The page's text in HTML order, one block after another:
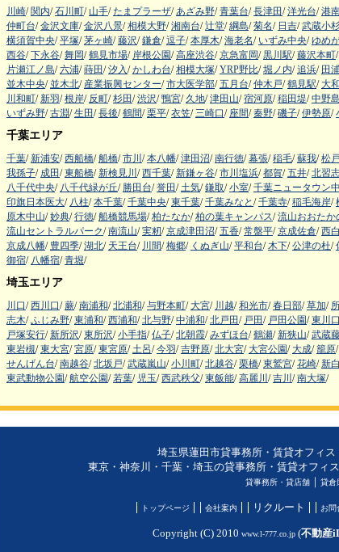
川崎/ 関内/ 石川町/ 山手/ たまプラーザ/ あざみ野/ 青葉台/ 長津田/ 洋光台/ 港
仲町台/ 金沢文庫/ 金沢八景/ 相模大野/ 湘南台/ 辻堂/ 綱島/ 菊名/ 日吉/ 武蔵小
横須賀中央/ 平塚/ 茅ヶ崎/ 藤沢/ 鎌倉/ 逗子/ 本厚木/ 海老名/ いずみ中央/ ゆめ
西谷/ 下永谷/ 舞岡/ 鶴見市場/ 岸根公園/ 高座渋谷/ 京急富岡/ 黒川駅/ 藤沢本町/
片瀬江ノ島/ 六浦/ 蒔田/ 汐入/ かしわ台/ 相模大塚/ YRP野比/ 堀ノ内/ 追浜/ 田
並木中央/ 並木北/ 産業振興センター/ 市大医学部/ 五月台/ 仲木戸/ 鶴見駅/ 大和
川和町/ 新羽/ 根岸/ 反町/ 杉田/ 渋沢/ 鴨宮/ 久地/ 津田山/ 宿河原/ 稲田堤/ 中野島
いずみ野/ 古淵/ 生田/ 長後/ 鶴間/ 栗平/ 衣笠/ 三崎口/ 座間/ 秦野/ 磯子/ 伊勢原/
千葉エリア
千葉/ 新浦安/ 西船橋/ 船橋/ 市川 / 本八幡/ 津田沼/ 南行徳/ 幕張/ 稲毛/ 蘇我/ 松
我孫子/ 成田/ 東船橋/ 新検見川 / 西千葉/ 新鎌ヶ谷/ 市川塩浜/ 都賀/ 五井/ 北習
八千代中央/ 八千代緑が丘/ 勝田台/ 誉田/ 土気/ 鎌取/ 小室/ 千葉ニュータウン
印旗日本医大/ 八柱/ 本千葉/ 千葉中央/ 東千葉/ 千葉みなと/ 千葉寺/ 稲毛海岸/
原木中山/ 妙典/ 行徳/ 船橋競馬場/ 柏たなか/ 柏の葉キャンパス/ 流山おおたか
流山セントラルパーク/ 南流山/ 実籾/ 京成津田沼/ 五香/ 常盤平/ 京成佐倉/ 西
京成八幡/ 豊四季/ 湖北/ 天王台/ 川間/ 梅郷/ くぬぎ山/ 平和台/ 木下/ 公津の杜/
御宿/ 八幡宿/ 青堀/
埼玉エリア
川口/ 西川口/ 蕨/ 南浦和/ 北浦和/ 与野本町/ 大宮/ 川越/ 和光市/ 春日部/ 草加/
志木/ ふじみ野/ 東浦和/ 西浦和/ 北与野/ 中浦和/ 北戸田/ 戸田/ 戸田公園/ 東川口
戸塚安行/ 新所沢/ 東所沢/ 小手指/ 仏子/ 北朝霞/ みずほ台/ 鶴瀬/ 新狭山/ 武蔵
東岩槻/ 東大宮/ 宮原/ 東宮原/ 土呂/ 今羽/ 吉野原/ 北大宮/ 大宮公園/ 大成/ 籠原/
せんげん台/ 南越谷/ 北坂戸/ 武蔵嵐山/ 小川町/ 北越谷/ 栗橋/ 東鷲宮/ 花崎/ 新
東武動物公園/ 航空公園/ 若葉/ 児玉/ 西武秩父/ 東飯能/ 高麗川 / 吉川 / 南大塚/
埼玉県蓮田市貸事務所・賃貸オフィ
東京・神奈川・千葉・埼玉の貸事務所・賃貸オフィ
貸事務所・貸店舗｜ 貸倉
トップページ 会社案内 リクルート お問
Copyright (C) 2010 www.l-777.co.jp(不動産